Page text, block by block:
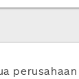
perusahaan